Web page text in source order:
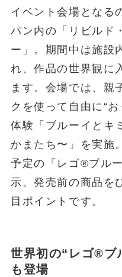
イベント会場となる
パン内の「リビルド
ー」。期間中は施設
れ、作品の世界観に
ます。会場では、親
クを使って自由に“
体験「ブルーイとキ
かまたち〜」を実施
予定の「レゴ®ブル
示。発売前の商品を
目ポイントです。
世界初の“レゴ®ブ
も登場